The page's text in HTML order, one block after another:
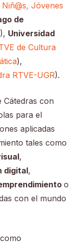
Jóvenes
de
), Universidad
de Cultura
),
RTVE-UGR).
Cátedras con
para el
aplicadas
tales como
,
digital,
o
con el mundo